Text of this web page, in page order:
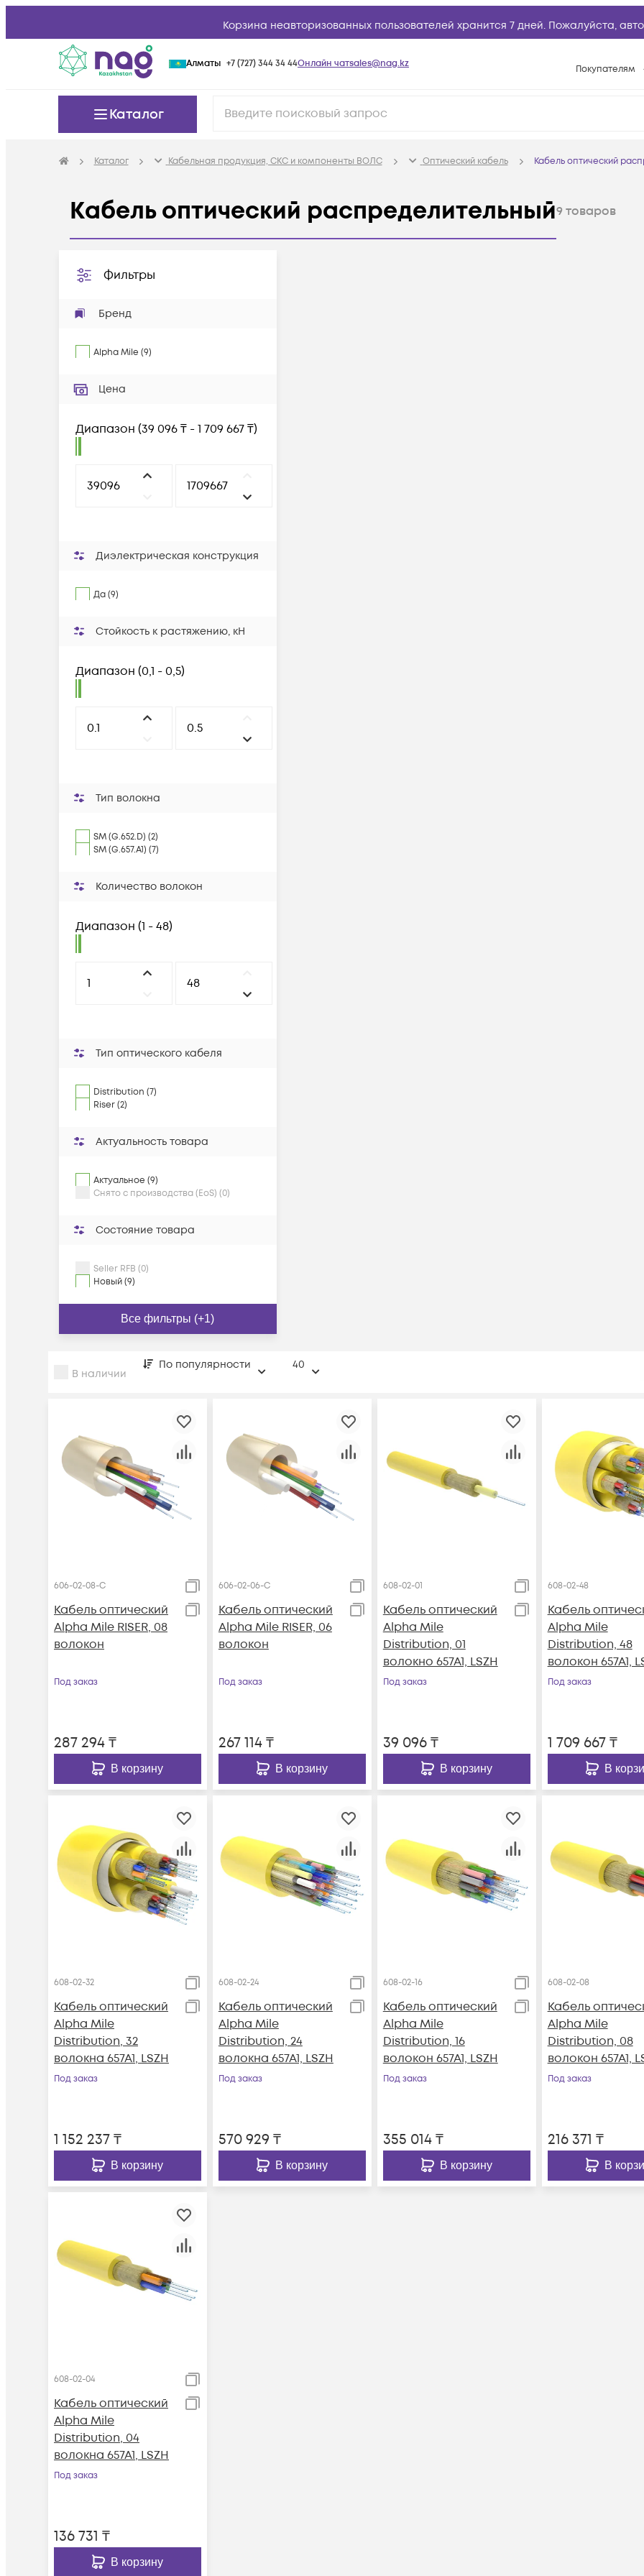
Корзина неавторизованных пользователей хранится 7 дней. Пожалуйста,
Алматы +7 (727) 344 34 44Онлайн чатsales@nag.kz Покупателям
Возврат
Техническая
Каталог
Каталог Кабельная продукция, СКС и компоненты ВОЛС Оптический кабель Кабель оптический
Кабель оптический распределительный9 товаров
Фильтры
Бренд
Alpha Mile (9)
Цена
Диапазон (39 096 ₸ - 1 709 667 ₸)
Диэлектрическая конструкция
Да (9)
Стойкость к растяжению, кН
Диапазон (0,1 - 0,5)
Тип волокна
SM (G.652.D) (2)
SM (G.657.A1) (7)
Количество волокон
Диапазон (1 - 48)
Тип оптического кабеля
Distribution (7)
Riser (2)
Актуальность товара
Актуальное (9)
Снято с производства (EoS) (0)
Состояние товара
Seller RFB (0)
Новый (9)
Все фильтры (+1)
В наличии
По популярности 40
606-02-08-C
Кабель оптический
Alpha Mile RISER, 08
волокон
Под заказ
287 294₸
В корзину
606-02-06-C
Кабель оптический
Alpha Mile RISER, 06
волокон
Под заказ
267 114₸
В корзину
608-02-01
Кабель оптический
Alpha Mile
Distribution, 01
волокно 657A1, LSZH
Под заказ
39 096₸
В корзину
608-02-48
Кабель
Alpha Mile
Distribution, 48
волокон 657A1,
Под заказ
1 709 667₸
В
608-02-32
Кабель оптический
Alpha Mile
Distribution, 32
волокна 657A1, LSZH
Под заказ
1 152 237₸
В корзину
608-02-24
Кабель оптический
Alpha Mile
Distribution, 24
волокна 657A1, LSZH
Под заказ
570 929 ₸
В корзину
608-02-16
Кабель оптический
Alpha Mile
Distribution, 16
волокон 657A1, LSZH
Под заказ
355 014₸
В корзину
608-02-08
Кабель
Alpha Mile
Distribution, 08
волокон 657A1,
Под заказ
216 371 ₸
В
608-02-04
Кабель оптический
Alpha Mile
Distribution, 04
волокна 657A1, LSZH
Под заказ
136 731 ₸
В корзину